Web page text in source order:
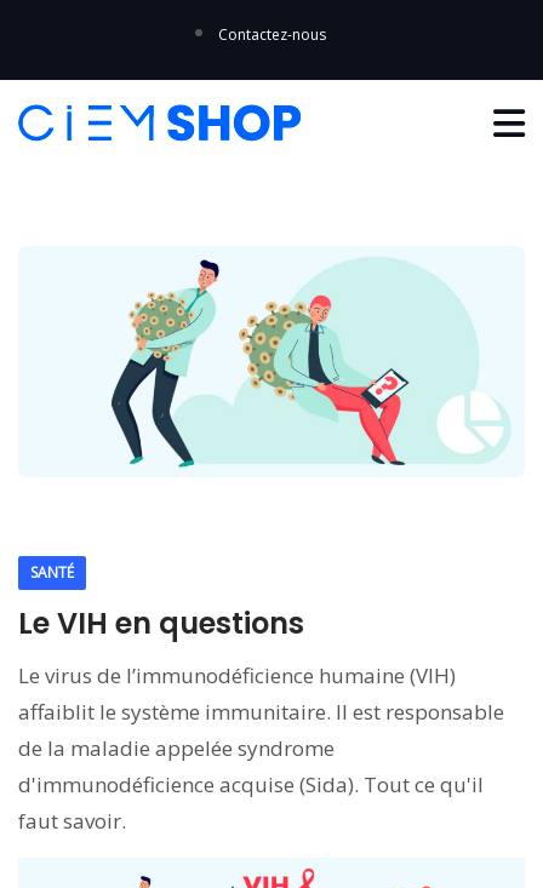
Contactez-nous
SANTÉ
Le VIH en questions
Le virus de lʼimmunodéficience humaine (VIH)
affaiblit le système immunitaire. Il est responsable
de la maladie appelée syndrome
d'immunodéficience acquise (Sida). Tout ce qu'il
faut savoir.